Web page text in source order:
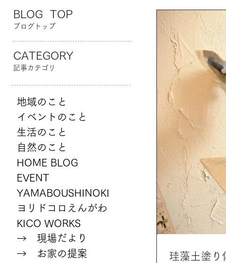
BLOG TOP
ブログトップ
CATEGORY
記事カテゴリ
地域のこと
イベントのこと
生活のこと
自然のこと
HOME BLOG
EVENT
YAMABOUSHINOKI
ヨリドコロえんがわ
KICO WORKS
→ 現場だより
→ お家の提案
珪藻土塗り